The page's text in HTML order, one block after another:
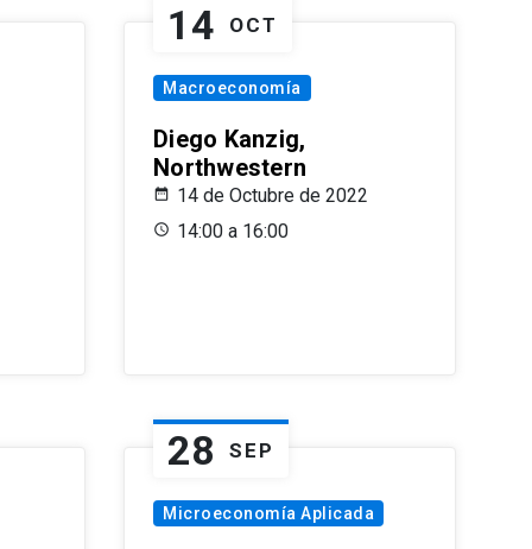
14 OCT
Macroeconomía
Diego Kanzig,
Northwestern
14 de Octubre de 2022
14:00 a 16:00
28 SEP
Microeconomía Aplicada